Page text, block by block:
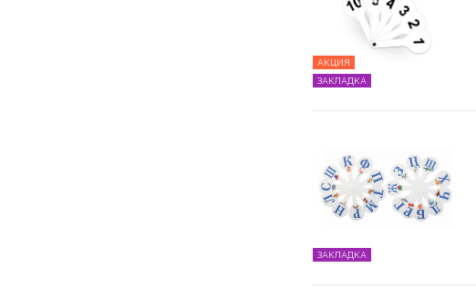
АКЦИЯ
ЗАКЛАДКА
ЗАКЛАДКА